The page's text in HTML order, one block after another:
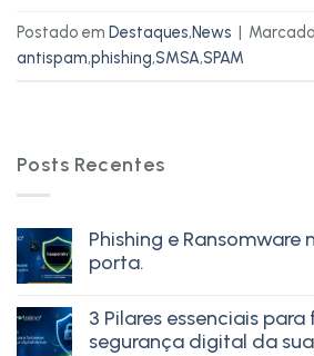
Postado em Destaques,News | Marcado
antispam,phishing,SMSA,SPAM
Posts Recentes
Phishing e Ransomware
porta.
3 Pilares essenciais
segurança digital da